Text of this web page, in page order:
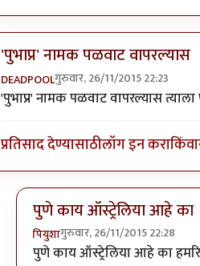
'पुभाप्र' नामक पळवाट वापरल्यास
DEADPOOLगुरुवार, 26/11/2015 22:23
In reply toनमनालच घडाभर तेल झाल
'पुभाप्र' नामक पळवाट वापरल्यास
प्रतिसाद देण्यासाठीलॉग इन कराकिंवा
पुणे काय ऑस्ट्रेलिया आहे का
पियुशागुरुवार, 26/11/2015 22:28
In reply to'पुभाप्र' नामक
पुणे काय ऑस्ट्रेलिया आहे का